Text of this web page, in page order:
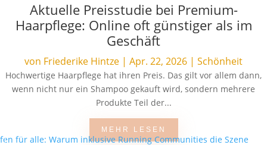
Aktuelle Preisstudie bei Premium-
Haarpflege: Online oft günstiger als im
Geschäft
von Friederike Hintze | Apr. 22, 2026 | Schönheit
Hochwertige Haarpflege hat ihren Preis. Das gilt vor allem dann,
wenn nicht nur ein Shampoo gekauft wird, sondern mehrere
Produkte Teil der...
MEHR LESEN